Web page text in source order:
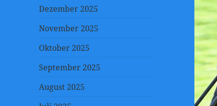
Dezember 2025
November 2025
Oktober 2025
September 2025
August 2025